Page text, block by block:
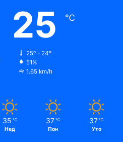
25 ℃
25º - 24º
51%
1.65 km/h
35 ℃
Нед
37 ℃
Пон
37 ℃
Уто